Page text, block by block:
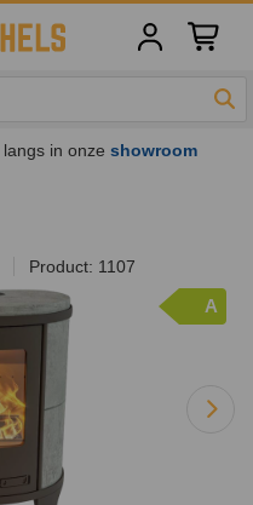
langs in onzeshowroom
Product: 1107
A